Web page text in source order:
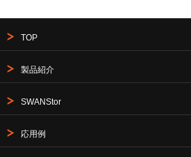
TOP
製品紹介
SWANStor
応用例